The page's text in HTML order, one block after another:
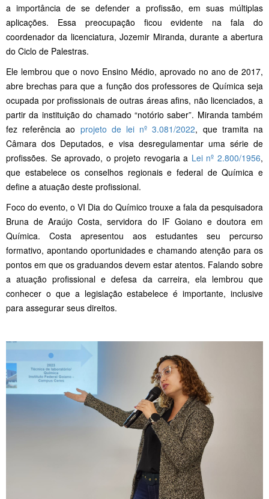
a importância de se defender a profissão, em suas múltiplas
aplicações. Essa preocupação ficou evidente na fala do
coordenador da licenciatura, Jozemir Miranda, durante a abertura
do Ciclo de Palestras.
Ele lembrou que o novo Ensino Médio, aprovado no ano de 2017,
abre brechas para que a função dos professores de Química seja
ocupada por profissionais de outras áreas afins, não licenciados, a
partir da instituição do chamado “notório saber”. Miranda também
fez referência ao projeto de lei nº 3.081/2022, que tramita na
Câmara dos Deputados, e visa desregulamentar uma série de
profissões. Se aprovado, o projeto revogaria a Lei nº 2.800/1956,
que estabelece os conselhos regionais e federal de Química e
define a atuação deste profissional.
Foco do evento, o VI Dia do Químico trouxe a fala da pesquisadora
Bruna de Araújo Costa, servidora do IF Goiano e doutora em
Química. Costa apresentou aos estudantes seu percurso
formativo, apontando oportunidades e chamando atenção para os
pontos em que os graduandos devem estar atentos. Falando sobre
a atuação profissional e defesa da carreira, ela lembrou que
conhecer o que a legislação estabelece é importante, inclusive
para assegurar seus direitos.